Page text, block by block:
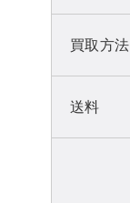
買取方法
送料